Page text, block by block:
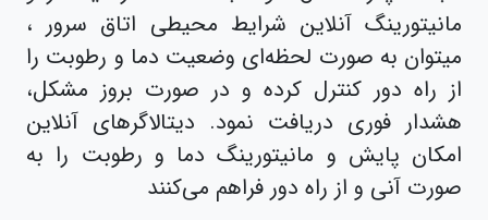
مانیتورینگ آنلاین شرایط محیطی اتاق سرور ،
میتوان به صورت لحظه‌ای وضعیت دما و رطوبت را
از راه دور کنترل کرده و در صورت بروز مشکل،
هشدار فوری دریافت نمود. دیتالاگرهای آنلاین
امکان پایش و مانیتورینگ دما و رطوبت را به
صورت آنی و از راه دور فراهم می‌کنند